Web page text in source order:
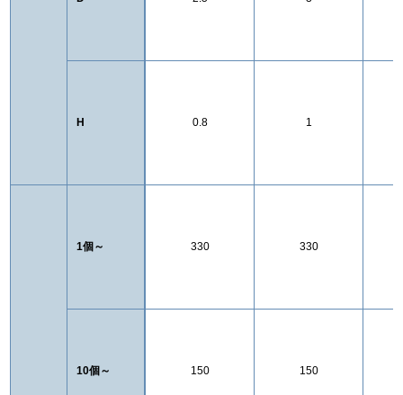
H
1個～
10個～
0.8 1
330 330
150 150